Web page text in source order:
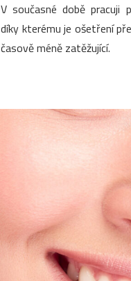
V současné době pracuji
díky kterému je ošetření
časově méně zatěžující.